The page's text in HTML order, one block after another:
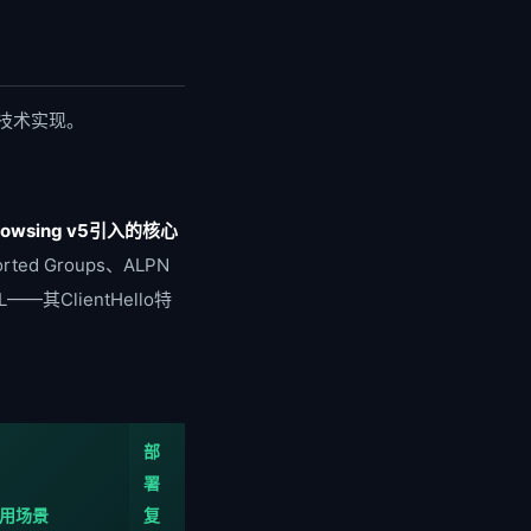
实现。
v5引入的核心
Groups、ALPN
其ClientHello特
场景
部
署
复